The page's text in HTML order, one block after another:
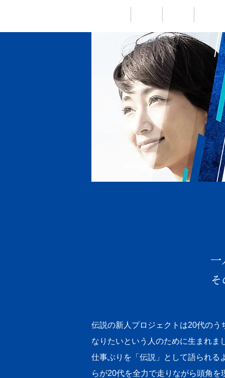
一
そ
伝説の新人プロジェクトは20代の
なりたいという人のために生まれま
仕事ぶりを「伝説」として語られる
らが20代を全力で走りながら頭角